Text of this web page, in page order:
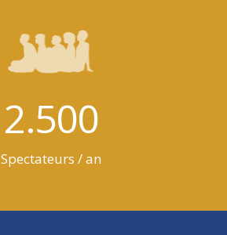
2.500
Spectateurs / an